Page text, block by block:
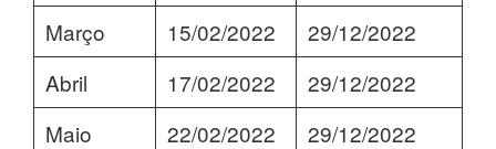
Março
15/02/2022
29/12/2022
Abril
17/02/2022
29/12/2022
Maio
22/02/2022
29/12/2022